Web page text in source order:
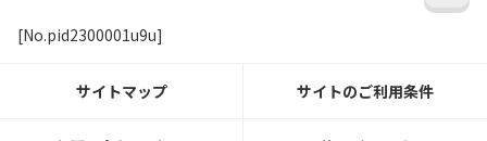
[No.pid2300001u9u]
サイトマップ サイトのご利用条件